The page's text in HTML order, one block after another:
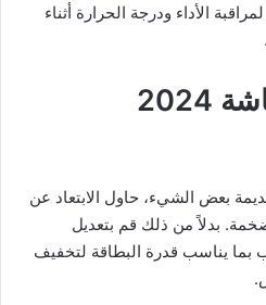
الأداء ودرجة الحرارة أثناء
بعض الشيء، حاول الابتعاد عن
بدلاً من ذلك قم بتعديل
بما يناسب قدرة البطاقة لتخفيف